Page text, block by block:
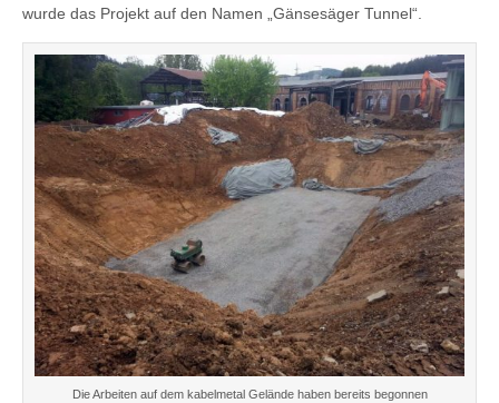
wurde das Projekt auf den Namen „Gänsesäger Tunnel“.
Die Arbeiten auf dem kabelmetal Gelände haben bereits begonnen